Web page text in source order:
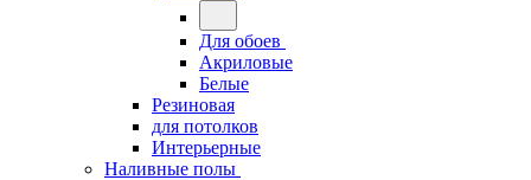
Для обоев
Акриловые
Белые
Резиновая
для потолков
Интерьерные
Наливные полы